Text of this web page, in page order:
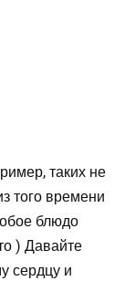
таких не
того времени
блюдо
) Давайте
сердцу и